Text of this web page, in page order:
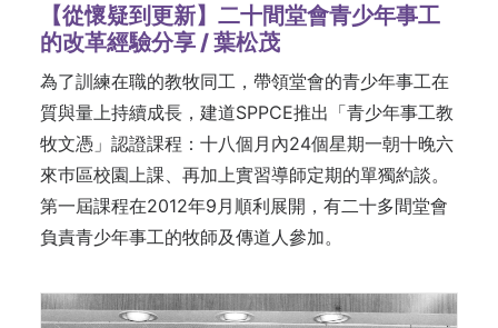
【從懷疑到更新】二十間堂會青少年事工
的改革經驗分享 / 葉松茂
為了訓練在職的教牧同工，帶領堂會的青少年事工在
質與量上持續成長，建道SPPCE推出「青少年事工教
牧文憑」認證課程：十八個月內24個星期一朝十晚六
來巿區校園上課、再加上實習導師定期的單獨約談。
第一屆課程在2012年9月順利展開，有二十多間堂會
負責青少年事工的牧師及傳道人參加。